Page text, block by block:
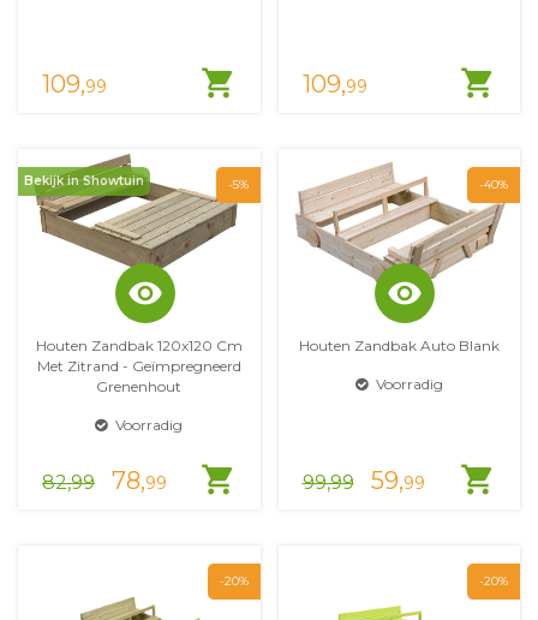
shopping_cart
109,99 shopping_cart
109,99
-5%
Bekijk in Showtuin
visibility
shopping_cart
Houten Zandbak 120x120 Cm
Met Zitrand - Geïmpregneerd
Grenenhout
Voorradig
82,99 78,99
-40%
visibility
shopping_cart
Houten Zandbak Auto Blank
Voorradig
99,99 59,99
-20% -20%